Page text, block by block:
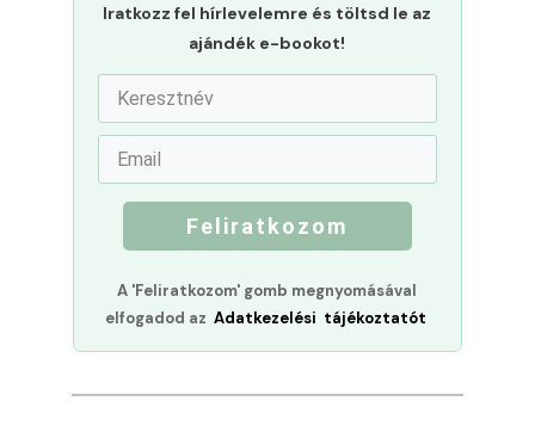
Iratkozz fel hírlevelemre és töltsd le az
ajándék e-bookot!
Feliratkozom
A 'Feliratkozom' gomb megnyomásával
elfogadod az Adatkezelési tájékoztatót